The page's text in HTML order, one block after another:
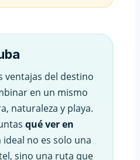
ventajas del destino
en un mismo
naturaleza y playa.
qué ver en
ideal no es solo una
sino una ruta que